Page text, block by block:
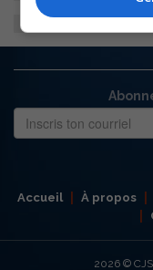
Accueil À propos
2026 ©